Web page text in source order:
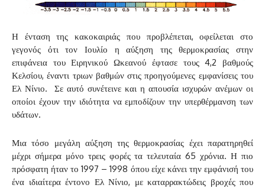
Η ένταση της κακοκαιριάς που προβλέπεται, οφείλεται στο
γεγονός ότι τον Ιουλίο η αύξηση της θερμοκρασίας στην
επιφάνεια του Ειρηνικού Ωκεανού έφτασε τους 4,2 βαθμούς
Κελσίου, έναντι τριων βαθμών στις προηγούμενες εμφανίσεις του
Ελ Νίνιο. Σε αυτό συνέτεινε και η απουσία ισχυρών ανέμων οι
οποίοι έχουν την ιδιότητα να εμποδίζουν την υπερθέρμανση των
υδάτων.
Μια τόσο μεγάλη αύξηση της θερμοκρασίας έχει παρατηρηθεί
μέχρι σήμερα μόνο τρεις φορές τα τελευταία 65 χρόνια. Η πιο
πρόσφατη ήταν το 1997 – 1998 όπου είχε κάνει την εμφάνισή του
ένα ιδιαίτερα έντονο Ελ Νίνιο, με καταρρακτώδεις βροχές που